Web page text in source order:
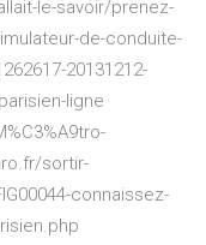
le-savoir/prenez-
de-conduite-
20131212-
ligne
sortir-
connaissez-